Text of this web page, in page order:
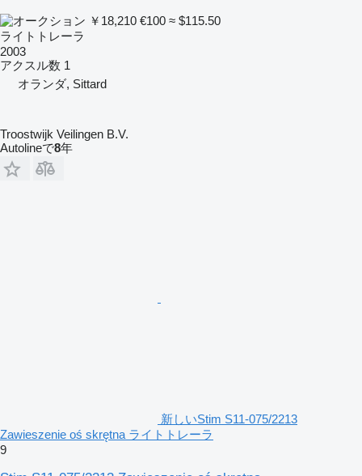
￥18,210 €100 ≈ $115.50
ライトトレーラ
2003
アクスル数 1
オランダ, Sittard
Troostwijk Veilingen B.V.
Autolineで8年
新しいStim S11-075/2213
Zawieszenie oś skrętna ライトトレーラ
9